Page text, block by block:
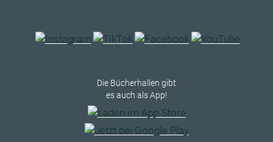
Die Bücherhallen gibt
es auch als App!